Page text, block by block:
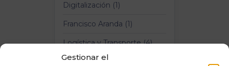
Gestionar el
Digitalización (1)
Francisco Aranda (1)
Logística y Transporte (4)
Mercado Laboral (6)